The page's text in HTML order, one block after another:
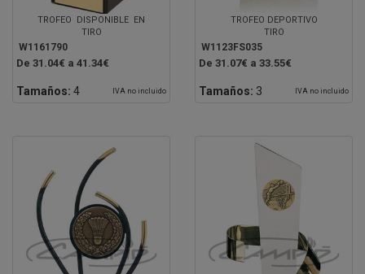
TROFEO DISPONIBLE EN
TIRO
W1161790
De 31.04€ a 41.34€
Tamaños: 4 IVA no incluido
TROFEO DEPORTIVO
TIRO
W1123FS035
De 31.07€ a 33.55€
Tamaños: 3 IVA no incluido